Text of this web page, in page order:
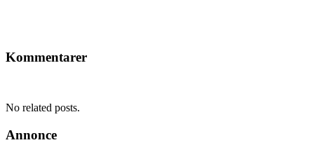
Kommentarer
No related posts.
Annonce